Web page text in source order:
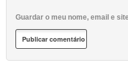
Guardar o meu nome, email e